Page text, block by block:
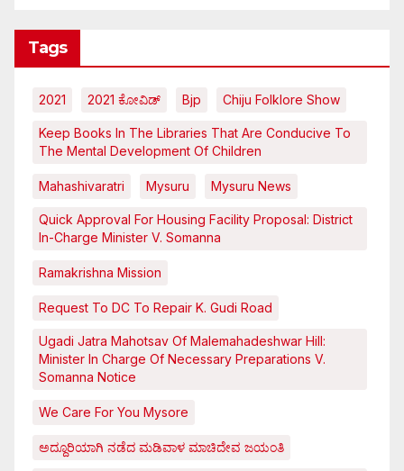
Tags
2021 2021 ಕೋವಿಡ್‌ Bjp Chiju Folklore Show
Keep Books In The Libraries That Are Conducive To
The Mental Development Of Children
Mahashivaratri Mysuru Mysuru News
Quick Approval For Housing Facility Proposal: District
In-Charge Minister V. Somanna
Ramakrishna Mission
Request To DC To Repair K. Gudi Road
Ugadi Jatra Mahotsav Of Malemahadeshwar Hill:
Minister In Charge Of Necessary Preparations V.
Somanna Notice
We Care For You Mysore
ಅದ್ದೂರಿಯಾಗಿ ನಡೆದ ಮಡಿವಾಳ ಮಾಚಿದೇವ ಜಯಂತಿ